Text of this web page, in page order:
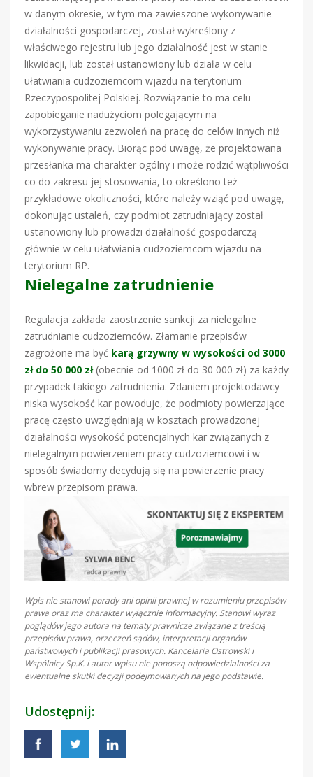
w danym okresie, w tym ma zawieszone wykonywanie
działalności gospodarczej, został wykreślony z
właściwego rejestru lub jego działalność jest w stanie
likwidacji, lub został ustanowiony lub działa w celu
ułatwiania cudzoziemcom wjazdu na terytorium
Rzeczypospolitej Polskiej. Rozwiązanie to ma celu
zapobieganie nadużyciom polegającym na
wykorzystywaniu zezwoleń na pracę do celów innych niż
wykonywanie pracy. Biorąc pod uwagę, że projektowana
przesłanka ma charakter ogólny i może rodzić wątpliwości
co do zakresu jej stosowania, to określono też
przykładowe okoliczności, które należy wziąć pod uwagę,
dokonując ustaleń, czy podmiot zatrudniający został
ustanowiony lub prowadzi działalność gospodarczą
głównie w celu ułatwiania cudzoziemcom wjazdu na
terytorium RP.
Nielegalne zatrudnienie
Regulacja zakłada zaostrzenie sankcji za nielegalne
zatrudnianie cudzoziemców. Złamanie przepisów
zagrożone ma być karą grzywny w wysokości od 3000
zł do 50 000 zł(obecnie od 1000 zł do 30 000 zł) za każdy
przypadek takiego zatrudnienia. Zdaniem projektodawcy
niska wysokość kar powoduje, że podmioty powierzające
pracę często uwzględniają w kosztach prowadzonej
działalności wysokość potencjalnych kar związanych z
nielegalnym powierzeniem pracy cudzoziemcowi i w
sposób świadomy decydują się na powierzenie pracy
wbrew przepisom prawa.
Wpis nie stanowi porady ani opinii prawnej w rozumieniu przepisów
prawa oraz ma charakter wyłącznie informacyjny. Stanowi wyraz
poglądów jego autora na tematy prawnicze związane z treścią
przepisów prawa, orzeczeń sądów, interpretacji organów
państwowych i publikacji prasowych. Kancelaria Ostrowski i
Wspólnicy Sp.K. i autor wpisu nie ponoszą odpowiedzialności za
ewentualne skutki decyzji podejmowanych na jego podstawie.
Udostępnij: